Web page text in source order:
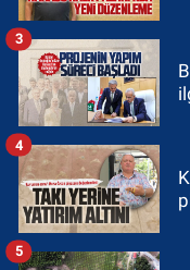
3
4
5